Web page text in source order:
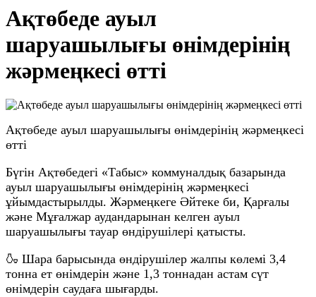
Ақтөбеде ауыл
шаруашылығы өнімдерінің
жәрмеңкесі өтті
Ақтөбеде ауыл шаруашылығы өнімдерінің жәрмеңкесі
өтті
Бүгін Ақтөбедегі «Табыс» коммуналдық базарында
ауыл шаруашылығы өнімдерінің жәрмеңкесі
ұйымдастырылды. Жәрмеңкеге Әйтеке би, Қарғалы
және Мұғалжар аудандарынан келген ауыл
шаруашылығы тауар өндірушілері қатысты.
🍶 Шара барысында өндірушілер жалпы көлемі 3,4
тонна ет өнімдерін және 1,3 тоннадан астам сүт
өнімдерін саудаға шығарды.